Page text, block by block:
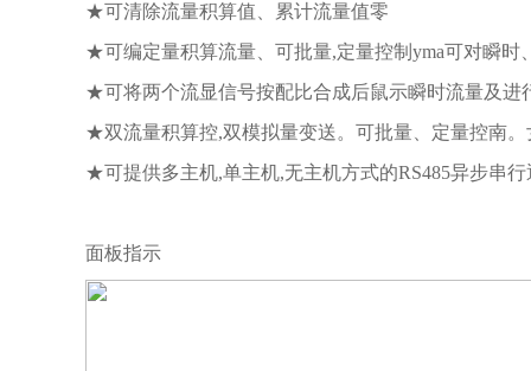
★可清除流量积算值、累计流量值零
★可编定量积算流量、可批量,定量控制yma可对瞬时
★可将两个流显信号按配比合成后鼠示瞬时流量及进
★双流量积算控,双模拟量变送。可批量、定量控南
★可提供多主机,单主机,无主机方式的RS485异步串
面板指示